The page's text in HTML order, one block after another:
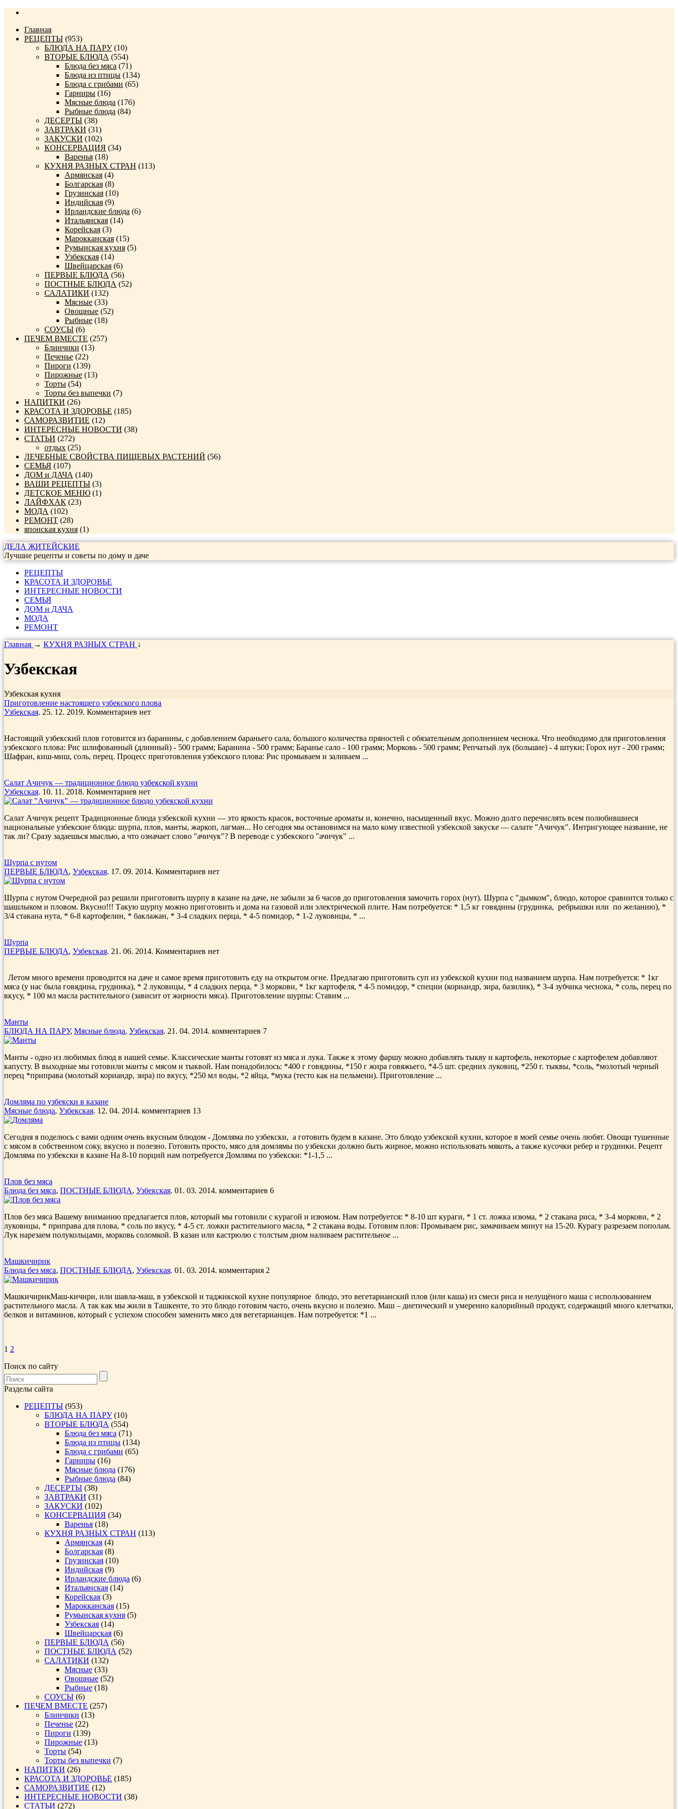
Главная
РЕЦЕПТЫ (953)
БЛЮДА НА ПАРУ(10)
ВТОРЫЕ БЛЮДА (554)
Блюда без мяса (71)
Блюда из птицы (134)
Блюда с грибами (65)
Гарниры (16)
Мясные блюда (176)
Рыбные блюда (84)
ДЕСЕРТЫ (38)
ЗАВТРАКИ (31)
ЗАКУСКИ (102)
КОНСЕРВАЦИЯ (34)
Варенья (18)
КУХНЯ РАЗНЫХ СТРАН (113)
Армянская (4)
Болгарская (8)
Грузинская (10)
Индийская (9)
Ирландские блюда (6)
Итальянская (14)
Корейская (3)
Марокканская (15)
Румынская кухня (5)
Узбекская (14)
Швейцарская (6)
ПЕРВЫЕ БЛЮДА (56)
ПОСТНЫЕ БЛЮДА (52)
САЛАТИКИ (132)
Мясные (33)
Овощные (52)
Рыбные (18)
СОУСЫ (6)
ПЕЧЕМ ВМЕСТЕ (257)
Блинчики (13)
Печенье (22)
Пироги (139)
Пирожные (13)
Торты (54)
Торты без выпечки (7)
НАПИТКИ (26)
КРАСОТА И ЗДОРОВЬЕ (185)
САМОРАЗВИТИЕ (12)
ИНТЕРЕСНЫЕ НОВОСТИ (38)
СТАТЬИ (272)
отдых (25)
ЛЕЧЕБНЫЕ СВОЙСТВА ПИЩЕВЫХ РАСТЕНИЙ (56)
СЕМЬЯ (107)
ДОМ и ДАЧА (140)
ВАШИ РЕЦЕПТЫ (3)
ДЕТСКОЕ МЕНЮ (1)
ЛАЙФХАК (23)
МОДА (102)
РЕМОНТ (28)
японская кухня (1)
ДЕЛА ЖИТЕЙСКИЕ
Лучшие рецепты и советы по дому и даче
РЕЦЕПТЫ
КРАСОТА И ЗДОРОВЬЕ
ИНТЕРЕСНЫЕ НОВОСТИ
СЕМЬЯ
ДОМ и ДАЧА
МОДА
РЕМОНТ
Главная → КУХНЯ РАЗНЫХ СТРАН ↓
Узбекская
Узбекская кухня
Приготовление настоящего узбекского плова
Узбекская. 25. 12. 2019. Комментариев нет
Настоящий узбекский плов готовится из баранины, с добавлением бараньего сала, большого количества пряностей с обязательным дополнением чеснока. Что необходимо для приготовления
узбекского плова: Рис шлифованный (длинный) - 500 грамм; Баранина - 500 грамм; Баранье сало - 100 грамм; Морковь - 500 грамм; Репчатый лук (большие) - 4 штуки; Горох нут - 200 грамм;
Шафран, киш-миш, соль, перец. Процесс приготовления узбекского плова: Рис промываем и заливаем ...
Салат Ачичук — традиционное блюдо узбекской кухни
Узбекская. 10. 11. 2018. Комментариев нет
Салат Ачичук рецепт Традиционные блюда узбекской кухни — это яркость красок, восточные ароматы и, конечно, насыщенный вкус. Можно долго перечислять всем полюбившиеся
национальные узбекские блюда: шурпа, плов, манты, жаркоп, лагман... Но сегодня мы остановимся на мало кому известной узбекской закуске — салате "Ачичук". Интригующее название, не
так ли? Сразу задаешься мыслью, а что означает слово "ачичук"? В переводе с узбекского "ачичук" ...
Шурпа с нутом
ПЕРВЫЕ БЛЮДА, Узбекская. 17. 09. 2014. Комментариев нет
Шурпа с нутом Очередной раз решили приготовить шурпу в казане на даче, не забыли за 6 часов до приготовления замочить горох (нут). Шурпа с "дымком", блюдо, которое сравнится только с
шашлыком и пловом. Вкусно!!! Такую шурпу можно приготовить и дома на газовой или электрической плите. Нам потребуется: * 1,5 кг говядины (грудинка, ребрышки или по желанию), *
3/4 стакана нута, * 6-8 картофелин, * баклажан, * 3-4 сладких перца, * 4-5 помидор, * 1-2 луковицы, * ...
Шурпа
ПЕРВЫЕ БЛЮДА, Узбекская. 21. 06. 2014. Комментариев нет
Летом много времени проводится на даче и самое время приготовить еду на открытом огне. Предлагаю приготовить суп из узбекской кухни под названием шурпа. Нам потребуется: * 1кг
мяса (у нас была говядина, грудинка), * 2 луковицы, * 4 сладких перца, * 3 моркови, * 1кг картофеля, * 4-5 помидор, * специи (кориандр, зира, базилик), * 3-4 зубчика чеснока, * соль, перец по
вкусу, * 100 мл масла растительного (зависит от жирности мяса). Приготовление шурпы: Ставим ...
Манты
БЛЮДА НА ПАРУ, Мясные блюда, Узбекская. 21. 04. 2014. комментариев 7
Манты - одно из любимых блюд в нашей семье. Классические манты готовят из мяса и лука. Также к этому фаршу можно добавлять тыкву и картофель, некоторые с картофелем добавляют
капусту. В выходные мы готовили манты с мясом и тыквой. Нам понадобилось: *400 г говядины, *150 г жира говяжьего, *4-5 шт. средних луковиц, *250 г. тыквы, *соль, *молотый черный
перец *приправа (молотый кориандр, зира) по вкусу, *250 мл воды, *2 яйца, *мука (тесто как на пельмени). Приготовление ...
Домляма по узбекски в казане
Мясные блюда, Узбекская. 12. 04. 2014. комментариев 13
Сегодня я поделюсь с вами одним очень вкусным блюдом - Домляма по узбекски, а готовить будем в казане. Это блюдо узбекской кухни, которое в моей семье очень любят. Овощи тушенные
с мясом в собственном соку, вкусно и полезно. Готовить просто, мясо для домлямы по узбекски должно быть жирное, можно использовать мякоть, а также кусочки ребер и грудинки. Рецепт
Домляма по узбекски в казане На 8-10 порций нам потребуется Домляма по узбекски: *1-1,5 ...
Плов без мяса
Блюда без мяса, ПОСТНЫЕ БЛЮДА, Узбекская. 01. 03. 2014. комментариев 6
Плов без мяса Вашему вниманию предлагается плов, который мы готовили с курагой и изюмом. Нам потребуется: * 8-10 шт кураги, * 1 ст. ложка изюма, * 2 стакана риса, * 3-4 моркови, * 2
луковицы, * приправа для плова, * соль по вкусу, * 4-5 ст. ложки растительного масла, * 2 стакана воды. Готовим плов: Промываем рис, замачиваем минут на 15-20. Курагу разрезаем пополам.
Лук нарезаем полукольцами, морковь соломкой. В казан или кастрюлю с толстым дном наливаем растительное ...
Машкичирик
Блюда без мяса, ПОСТНЫЕ БЛЮДА, Узбекская. 01. 03. 2014. комментария 2
МашкичирикМаш-кичири, или шавла-маш, в узбекской и таджикской кухне популярное блюдо, это вегетарианский плов (или каша) из смеси риса и нелущёного маша с использованием
растительного масла. А так как мы жили в Ташкенте, то это блюдо готовим часто, очень вкусно и полезно. Маш – диетический и умеренно калорийный продукт, содержащий много клетчатки,
белков и витаминов, который с успехом способен заменить мясо для вегетарианцев. Нам потребуется: *1 ...
1 2
Поиск по сайту
Разделы сайта
РЕЦЕПТЫ (953)
БЛЮДА НА ПАРУ(10)
ВТОРЫЕ БЛЮДА (554)
Блюда без мяса (71)
Блюда из птицы (134)
Блюда с грибами (65)
Гарниры (16)
Мясные блюда (176)
Рыбные блюда (84)
ДЕСЕРТЫ (38)
ЗАВТРАКИ (31)
ЗАКУСКИ (102)
КОНСЕРВАЦИЯ (34)
Варенья (18)
КУХНЯ РАЗНЫХ СТРАН (113)
Армянская (4)
Болгарская (8)
Грузинская (10)
Индийская (9)
Ирландские блюда (6)
Итальянская (14)
Корейская (3)
Марокканская (15)
Румынская кухня (5)
Узбекская (14)
Швейцарская (6)
ПЕРВЫЕ БЛЮДА (56)
ПОСТНЫЕ БЛЮДА (52)
САЛАТИКИ (132)
Мясные (33)
Овощные (52)
Рыбные (18)
СОУСЫ (6)
ПЕЧЕМ ВМЕСТЕ (257)
Блинчики (13)
Печенье (22)
Пироги (139)
Пирожные (13)
Торты (54)
Торты без выпечки (7)
НАПИТКИ (26)
КРАСОТА И ЗДОРОВЬЕ (185)
САМОРАЗВИТИЕ (12)
ИНТЕРЕСНЫЕ НОВОСТИ (38)
СТАТЬИ (272)